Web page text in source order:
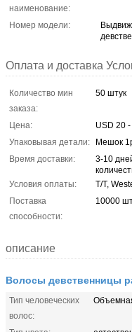
наименование:
Номер модели:
Оплата и доставка
Количество мин
заказа:
50 штук
Цена:
USD 20
Упаковывая детали:
Мешок
Время доставки:
3-10
Условия оплаты:
T/T,
Поставка
способности:
10000
описание
Волосы девственницы
Тип человеческих
волос: